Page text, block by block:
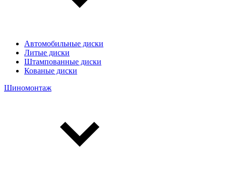
Автомобильные диски
Литые диски
Штампованные диски
Кованые диски
Шиномонтаж